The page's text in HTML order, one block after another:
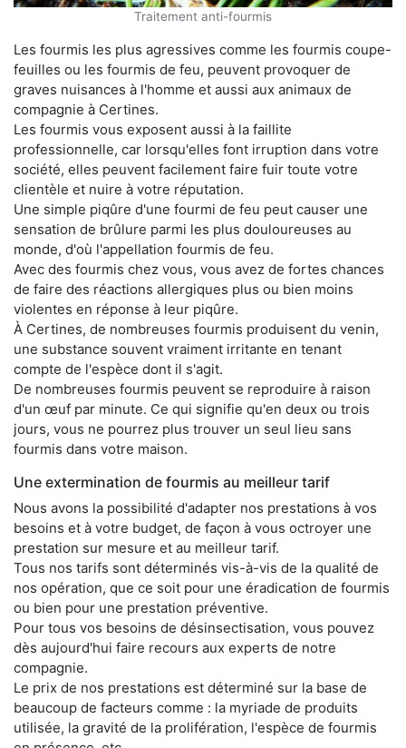
Traitement anti-fourmis
Les fourmis les plus agressives comme les fourmis coupe-
feuilles ou les fourmis de feu, peuvent provoquer de
graves nuisances à l'homme et aussi aux animaux de
compagnie à Certines.
Les fourmis vous exposent aussi à la faillite
professionnelle, car lorsqu'elles font irruption dans votre
société, elles peuvent facilement faire fuir toute votre
clientèle et nuire à votre réputation.
Une simple piqûre d'une fourmi de feu peut causer une
sensation de brûlure parmi les plus douloureuses au
monde, d'où l'appellation fourmis de feu.
Avec des fourmis chez vous, vous avez de fortes chances
de faire des réactions allergiques plus ou bien moins
violentes en réponse à leur piqûre.
À Certines, de nombreuses fourmis produisent du venin,
une substance souvent vraiment irritante en tenant
compte de l'espèce dont il s'agit.
De nombreuses fourmis peuvent se reproduire à raison
d'un œuf par minute. Ce qui signifie qu'en deux ou trois
jours, vous ne pourrez plus trouver un seul lieu sans
fourmis dans votre maison.
Une extermination de fourmis au meilleur tarif
Nous avons la possibilité d'adapter nos prestations à vos
besoins et à votre budget, de façon à vous octroyer une
prestation sur mesure et au meilleur tarif.
Tous nos tarifs sont déterminés vis-à-vis de la qualité de
nos opération, que ce soit pour une éradication de fourmis
ou bien pour une prestation préventive.
Pour tous vos besoins de désinsectisation, vous pouvez
dès aujourd'hui faire recours aux experts de notre
compagnie.
Le prix de nos prestations est déterminé sur la base de
beaucoup de facteurs comme : la myriade de produits
utilisée, la gravité de la prolifération, l'espèce de fourmis